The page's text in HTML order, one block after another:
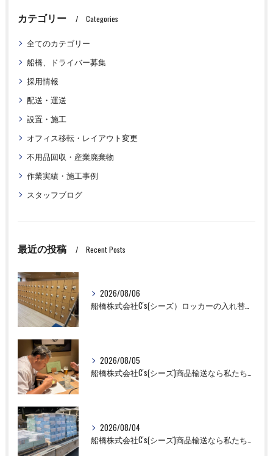
カテゴリー Categories
全てのカテゴリー
船橋、ドライバー募集
採用情報
配送・運送
設置・施工
オフィス移転・レイアウト変更
不用品回収・産業廃棄物
作業実績・施工事例
スタッフブログ
最近の投稿 Recent Posts
2026/08/06
船橋株式会社C's(シーズ）ロッカーの入れ替え作業も全国対応お任せ下さい！
2026/08/05
2026/08/04